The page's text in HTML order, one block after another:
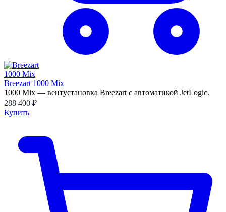
Breezart 1000 Mix
1000 Mix — вентустановка Breezart с автоматикой JetLogic.
288 400 ₽
Купить